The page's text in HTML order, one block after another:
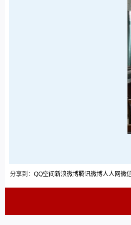
分享到： QQ空间 新浪微博腾讯微博人人网微